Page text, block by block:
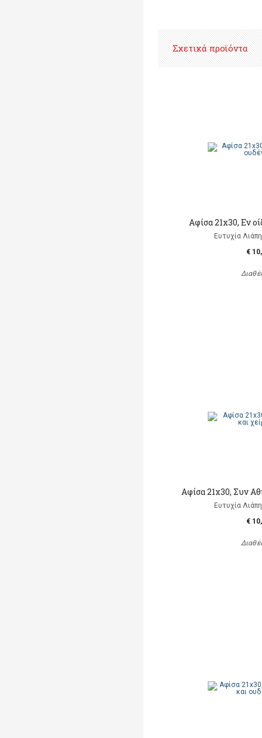
Σχετικά προϊόντα
Αφίσα 21x30, Εν
Ευτυχία
€
Αφίσα 21x30, Συν
Ευτυχία
€